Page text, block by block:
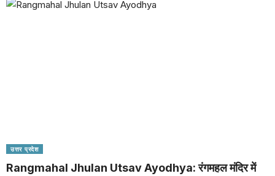
उत्तर प्रदेश
Rangmahal Jhulan Utsav Ayodhya: रंगमहल मंदिर में